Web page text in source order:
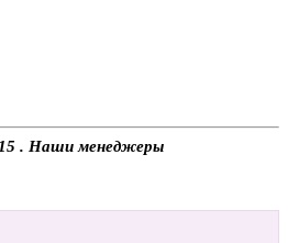
. Наши менеджеры